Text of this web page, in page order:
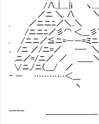
/八..|......|ｉ ヽ
／ニ ＼. 八 ＼
. ／ニニﾆ／＼..＼
/ニニﾆ／彡⌒ ＜＿
. /ニニ／≦ニ=――=
.. /ニ ／/ニ=／ ---
,ニ／=/ニ／ ／ ＿
∨ニ,/ニ（＿/ ／
- ― …………＜＿ i
ヽ lニニ
|ｉ￣ ∧
八 / . ヽ }
---- ＿＿＿＿＿
＼)